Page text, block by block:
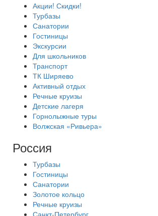
Акции! Скидки!
Турбазы
Санатории
Гостиницы
Экскурсии
Для школьников
Транспорт
ТК Ширяево
Активный отдых
Речные круизы
Детские лагеря
Горнолыжные туры
Волжская «Ривьера»
Россия
Турбазы
Гостиницы
Санатории
Золотое кольцо
Речные круизы
Санкт-Петербург